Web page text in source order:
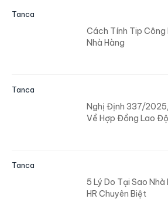
Tanca
Cách Tính Tip Công
Nhà Hàng
Tanca
Nghị Định 337/
Về Hợp Đồng Lao
Tanca
5 Lý Do Tại Sao
HR Chuyên Biệt